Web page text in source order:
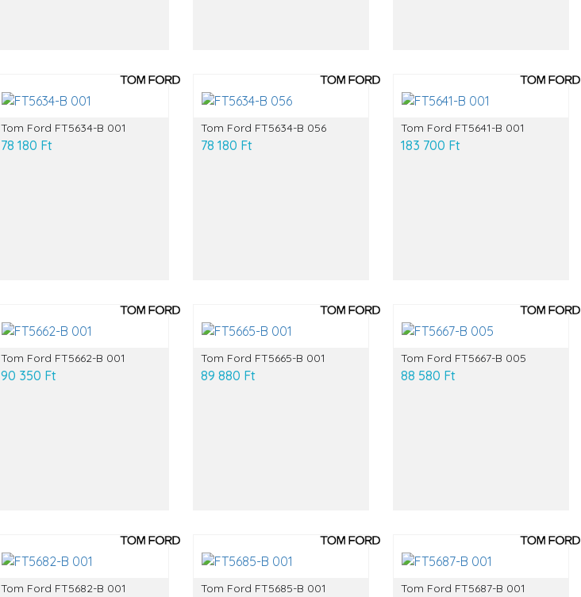
Tom Ford FT5634-B 001
78 180 Ft
Tom Ford FT5634-B 056
78 180 Ft
Tom Ford FT5641-B 001
183 700 Ft
Tom Ford FT5662-B 001
90 350 Ft
Tom Ford FT5665-B 001
89 880 Ft
Tom Ford FT5667-B 005
88 580 Ft
Tom Ford FT5682-B 001 Tom Ford FT5685-B 001 Tom Ford FT5687-B 001